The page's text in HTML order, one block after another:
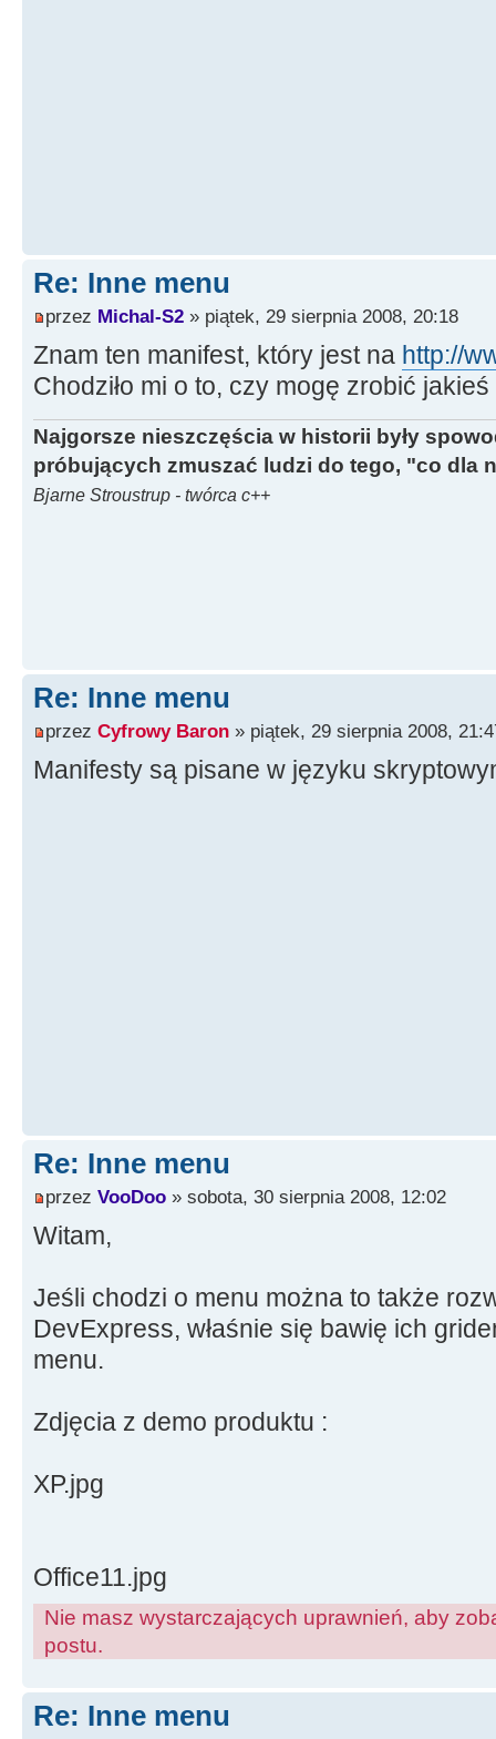
Re: Inne menu
przez Michal-S2 » piątek, 29 sierpnia 2008, 20:18
Znam ten manifest, który jest na http://
Chodziło mi o to, czy mogę zrobić
Najgorsze nieszczęścia w historii były
próbujących zmuszać ludzi do tego, "co dla
Bjarne Stroustrup - twórca c++
Re: Inne menu
przez Cyfrowy Baron » piątek, 29 sierpnia 2008,
Manifesty są pisane w języku
Re: Inne menu
przez VooDoo » sobota, 30 sierpnia 2008, 12:02
Witam,
Jeśli chodzi o menu można to także
DevExpress, właśnie się bawię ich
menu.
Zdjęcia z demo produktu :
XP.jpg
Office11.jpg
Nie masz wystarczających uprawnień, aby
postu.
Re: Inne menu